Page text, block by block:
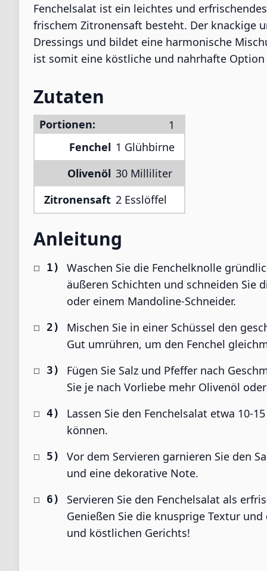
Fenchelsalat ist ein leichtes und
frischem Zitronensaft besteht. Der knackige
Dressings und bildet eine harmonische
ist somit eine köstliche und nahrhafte
Zutaten
Portionen:
Fenchel 1 Glühbirne
Olivenöl 30 Milliliter
Zitronensaft 2 Esslöffel
Anleitung
Waschen Sie die Fenchelknolle
äußeren Schichten und schneiden Sie
oder einem Mandoline-Schneider.
Mischen Sie in einer Schüssel den
Gut umrühren, um den Fenchel
Fügen Sie Salz und Pfeffer nach
Sie je nach Vorliebe mehr Olivenöl
Lassen Sie den Fenchelsalat etwa 10-
können.
Vor dem Servieren garnieren Sie den
und eine dekorative Note.
Servieren Sie den Fenchelsalat als
Genießen Sie die knusprige Textur
und köstlichen Gerichts!